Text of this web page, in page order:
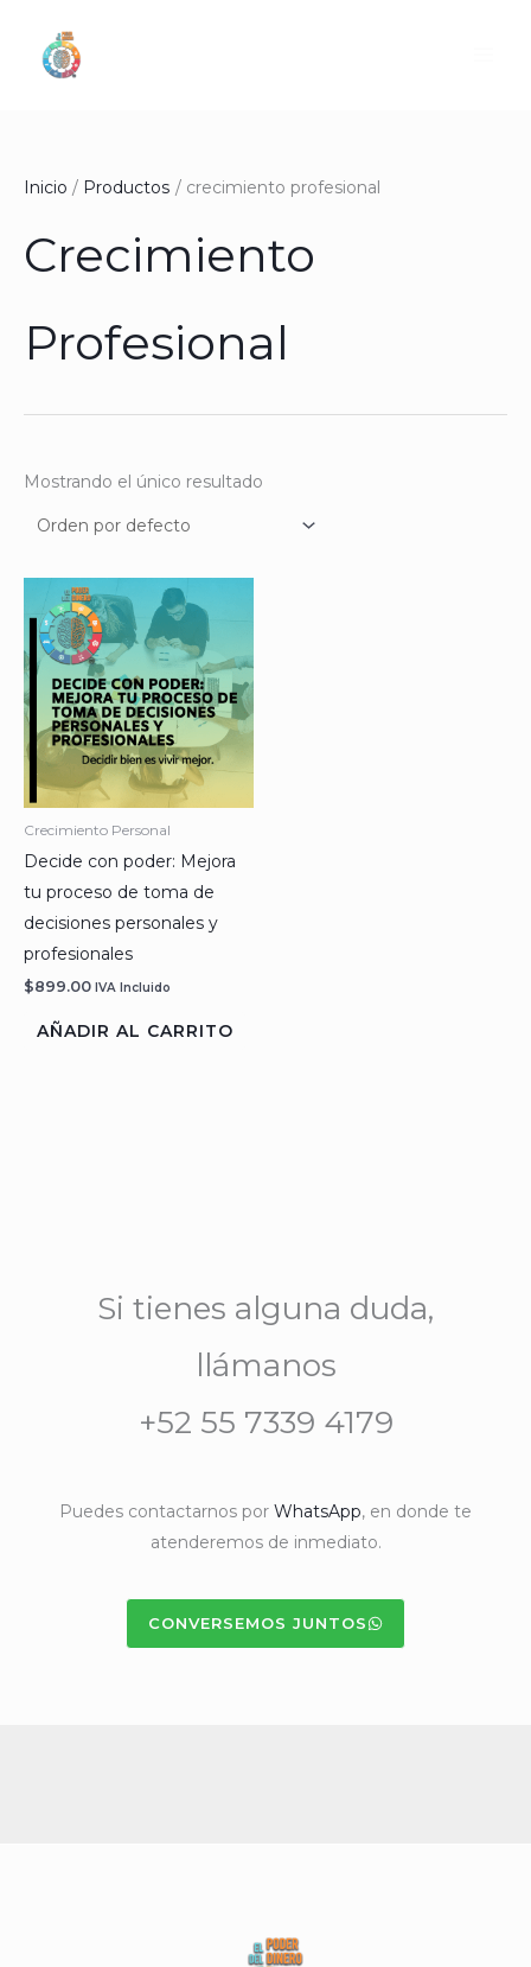
contenido
Inicio Productos crecimiento profesional
Crecimiento
Profesional
Mostrando el único resultado
Crecimiento Personal
Decide con poder: Mejora
tu proceso de toma de
decisiones personales y
profesionales
$899.00 IVA Incluido
AÑADIR AL CARRITO
Si tienes alguna duda,
llámanos
+52 55 7339 4179
Puedes contactarnos por WhatsApp, en donde te
atenderemos de inmediato.
CONVERSEMOS JUNTOS